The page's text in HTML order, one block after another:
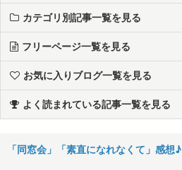
カテゴリ別記事一覧を見る
フリーページ一覧を見る
お気に入りブログ一覧を見る
よく読まれている記事一覧を見る
「同窓会」「素直になれなくて」感想♪